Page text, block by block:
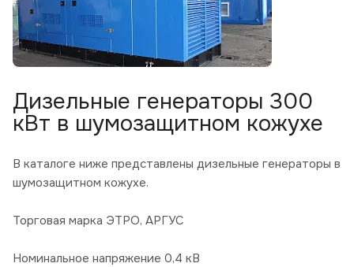
Дизельные генераторы 300
кВт в шумозащитном кожухе
В каталоге ниже представлены дизельные генераторы в
шумозащитном кожухе.
Торговая марка ЭТРО, АРГУС
Номинальное напряжение 0,4 кВ